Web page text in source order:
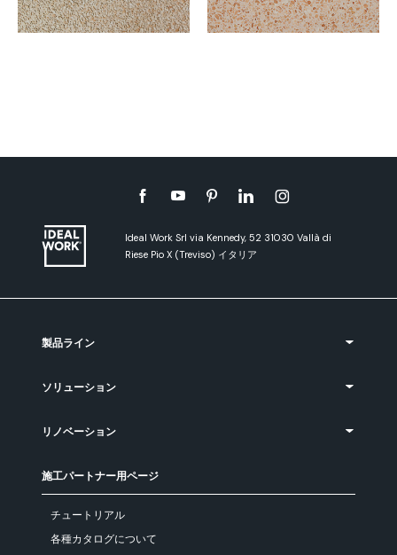
Ideal Work Srl via Kennedy, 52 31030 Vallà di
Riese Pio X (Treviso) イタリア
製品ライン
ソリューション
リノベーション
施工パートナー用ページ
チュートリアル
各種カタログについて